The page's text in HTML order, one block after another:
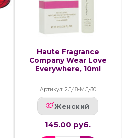
Haute Fragrance
Company Wear Love
Everywhere, 10ml
Артикул: 2Д48-МД-30
Женский
145.00 руб.